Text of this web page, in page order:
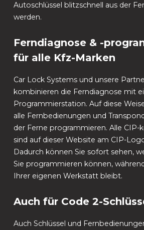
Autoschlüssel blitzschnell aus der
werden.
Ferndiagnose & -
für alle Kfz-Marken
Car Lock Systems und unsere
kombinieren die Ferndiagnose mit
Programmierstation. Auf diese
alle Fernbedienungen und
der Ferne programmieren. Alle
sind auf dieser Website am CIP-
Dadurch können Sie sofort sehen,
Sie programmieren können,
Ihrer eigenen Werkstatt bleibt.
Auch für Code 2-
Auch Schlüssel und